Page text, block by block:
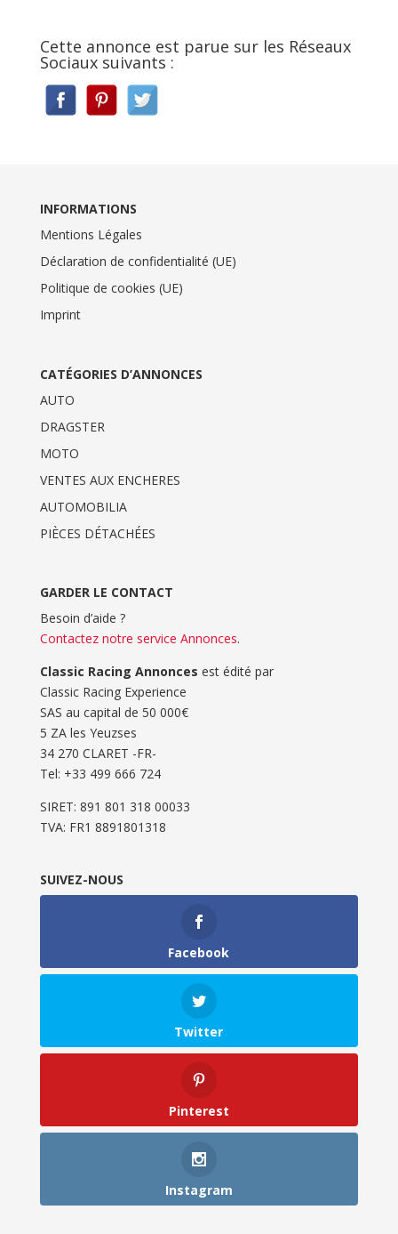
Cette annonce est parue sur les Réseaux
Sociaux suivants :
INFORMATIONS
Mentions Légales
Déclaration de confidentialité (UE)
Politique de cookies (UE)
Imprint
CATÉGORIES D’ANNONCES
AUTO
DRAGSTER
MOTO
VENTES AUX ENCHERES
AUTOMOBILIA
PIÈCES DÉTACHÉES
GARDER LE CONTACT
Besoin d’aide ?
Contactez notre service Annonces.
Classic Racing Annonces est édité par
Classic Racing Experience
SAS au capital de 50 000€
5 ZA les Yeuzses
34 270 CLARET -FR-
Tel: ‭+33 499 666 724‬
SIRET: 891 801 318 00033
TVA: FR1 8891801318
SUIVEZ-NOUS
Facebook
Twitter
Pinterest
Instagram